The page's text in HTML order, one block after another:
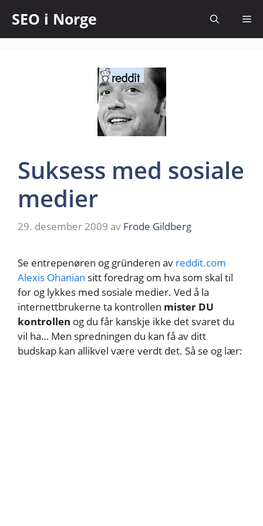
SEO i Norge
Suksess med sosiale
medier
29. desember 2009 av Frode Gildberg
Se entrepenøren og gründeren av reddit.com
Alexis Ohanian sitt foredrag om hva som skal til
for og lykkes med sosiale medier. Ved å la
internettbrukerne ta kontrollen mister DU
kontrollen og du får kanskje ikke det svaret du
vil ha… Men spredningen du kan få av ditt
budskap kan allikvel være verdt det. Så se og lær: